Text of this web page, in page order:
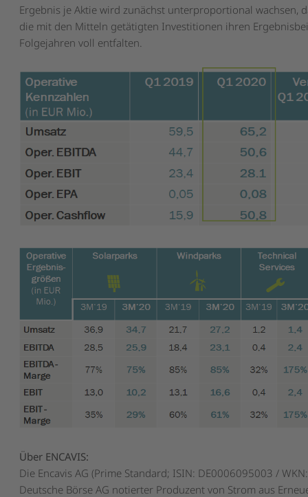
Ergebnis je Aktie wird zunächst unterproportional wachsen,
die mit den Mitteln getätigten Investitionen ihren
Folgejahren voll entfalten.
Über ENCAVIS:
Die Encavis AG (Prime Standard; ISIN: DE0006095003 /
Deutsche Börse AG notierter Produzent von Strom aus